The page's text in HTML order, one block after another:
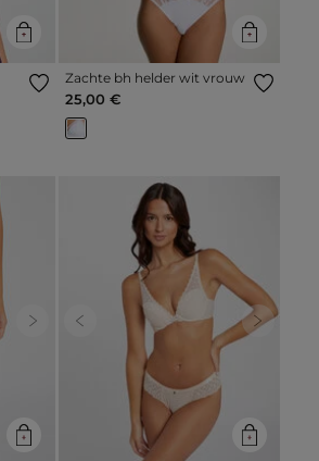
Zachte bh helder wit vrouw
25,00 €
Next Previous Next